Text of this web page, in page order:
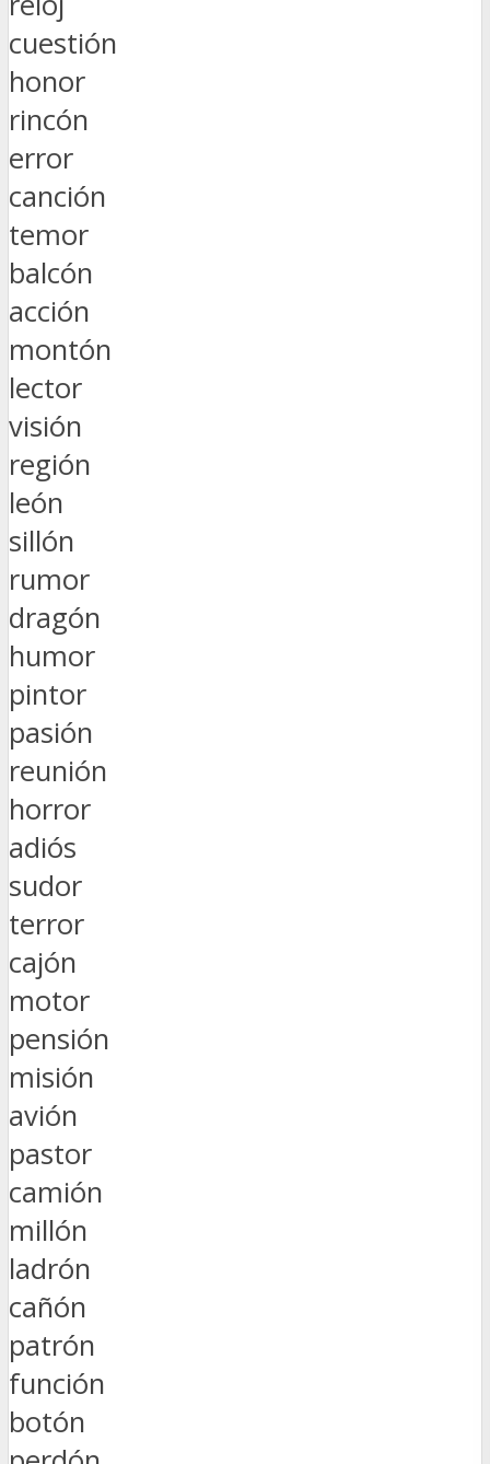
cuestión
honor
rincón
error
canción
temor
balcón
acción
montón
lector
visión
región
león
sillón
rumor
dragón
humor
pintor
pasión
reunión
horror
adiós
sudor
terror
cajón
motor
pensión
misión
avión
pastor
camión
millón
ladrón
cañón
patrón
función
botón